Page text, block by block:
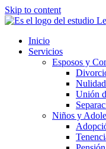
Skip to content
Inicio
Servicios
Esposos y
Unión
Niños y